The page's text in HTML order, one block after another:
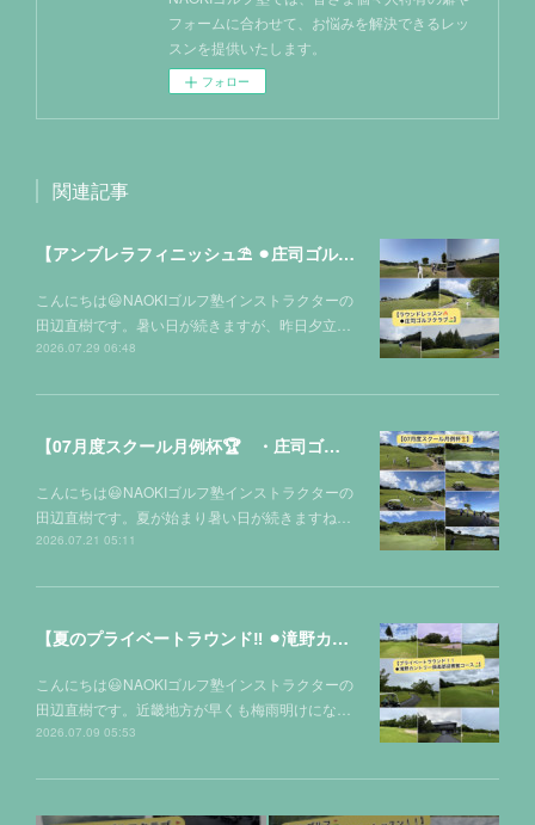
フォームに合わせて、お悩みを解決できるレッ
スンを提供いたします。
フォロー
関連記事
【アンブレラフィニッシュ⛱️ ⚫︎庄司ゴルフクラブ⛳️】
こんにちは😃NAOKIゴルフ塾インストラクターの
田辺直樹です。暑い日が続きますが、昨日夕立…
2026.07.29 06:48
【07月度スクール月例杯🏆 ・庄司ゴルフクラブ⛳️】
こんにちは😃NAOKIゴルフ塾インストラクターの
田辺直樹です。夏が始まり暑い日が続きますね…
2026.07.21 05:11
【夏のプライベートラウンド‼️ ⚫︎滝野カントリー倶楽部迎賓館コース⛳️】
こんにちは😃NAOKIゴルフ塾インストラクターの
田辺直樹です。近畿地方が早くも梅雨明けにな…
2026.07.09 05:53